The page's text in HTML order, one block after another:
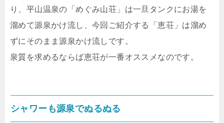
り、平山温泉の「めぐみ山荘」は一旦タンクにお湯を
溜めて源泉かけ流し、今回ご紹介する「恵荘」は溜め
ずにそのまま源泉かけ流しです。
泉質を求めるならば恵荘が一番オススメなのです。
シャワーも源泉でぬるぬる